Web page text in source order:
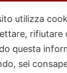
utilizza
rifiutare
questa
sei